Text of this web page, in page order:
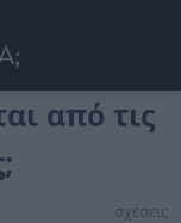
από τις
σχέσεις